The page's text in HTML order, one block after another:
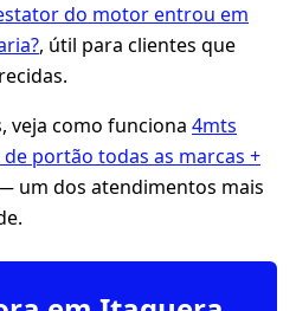
do motor entrou em
, útil para clientes que
veja como funciona 4mts
portão todas as marcas +
um dos atendimentos mais